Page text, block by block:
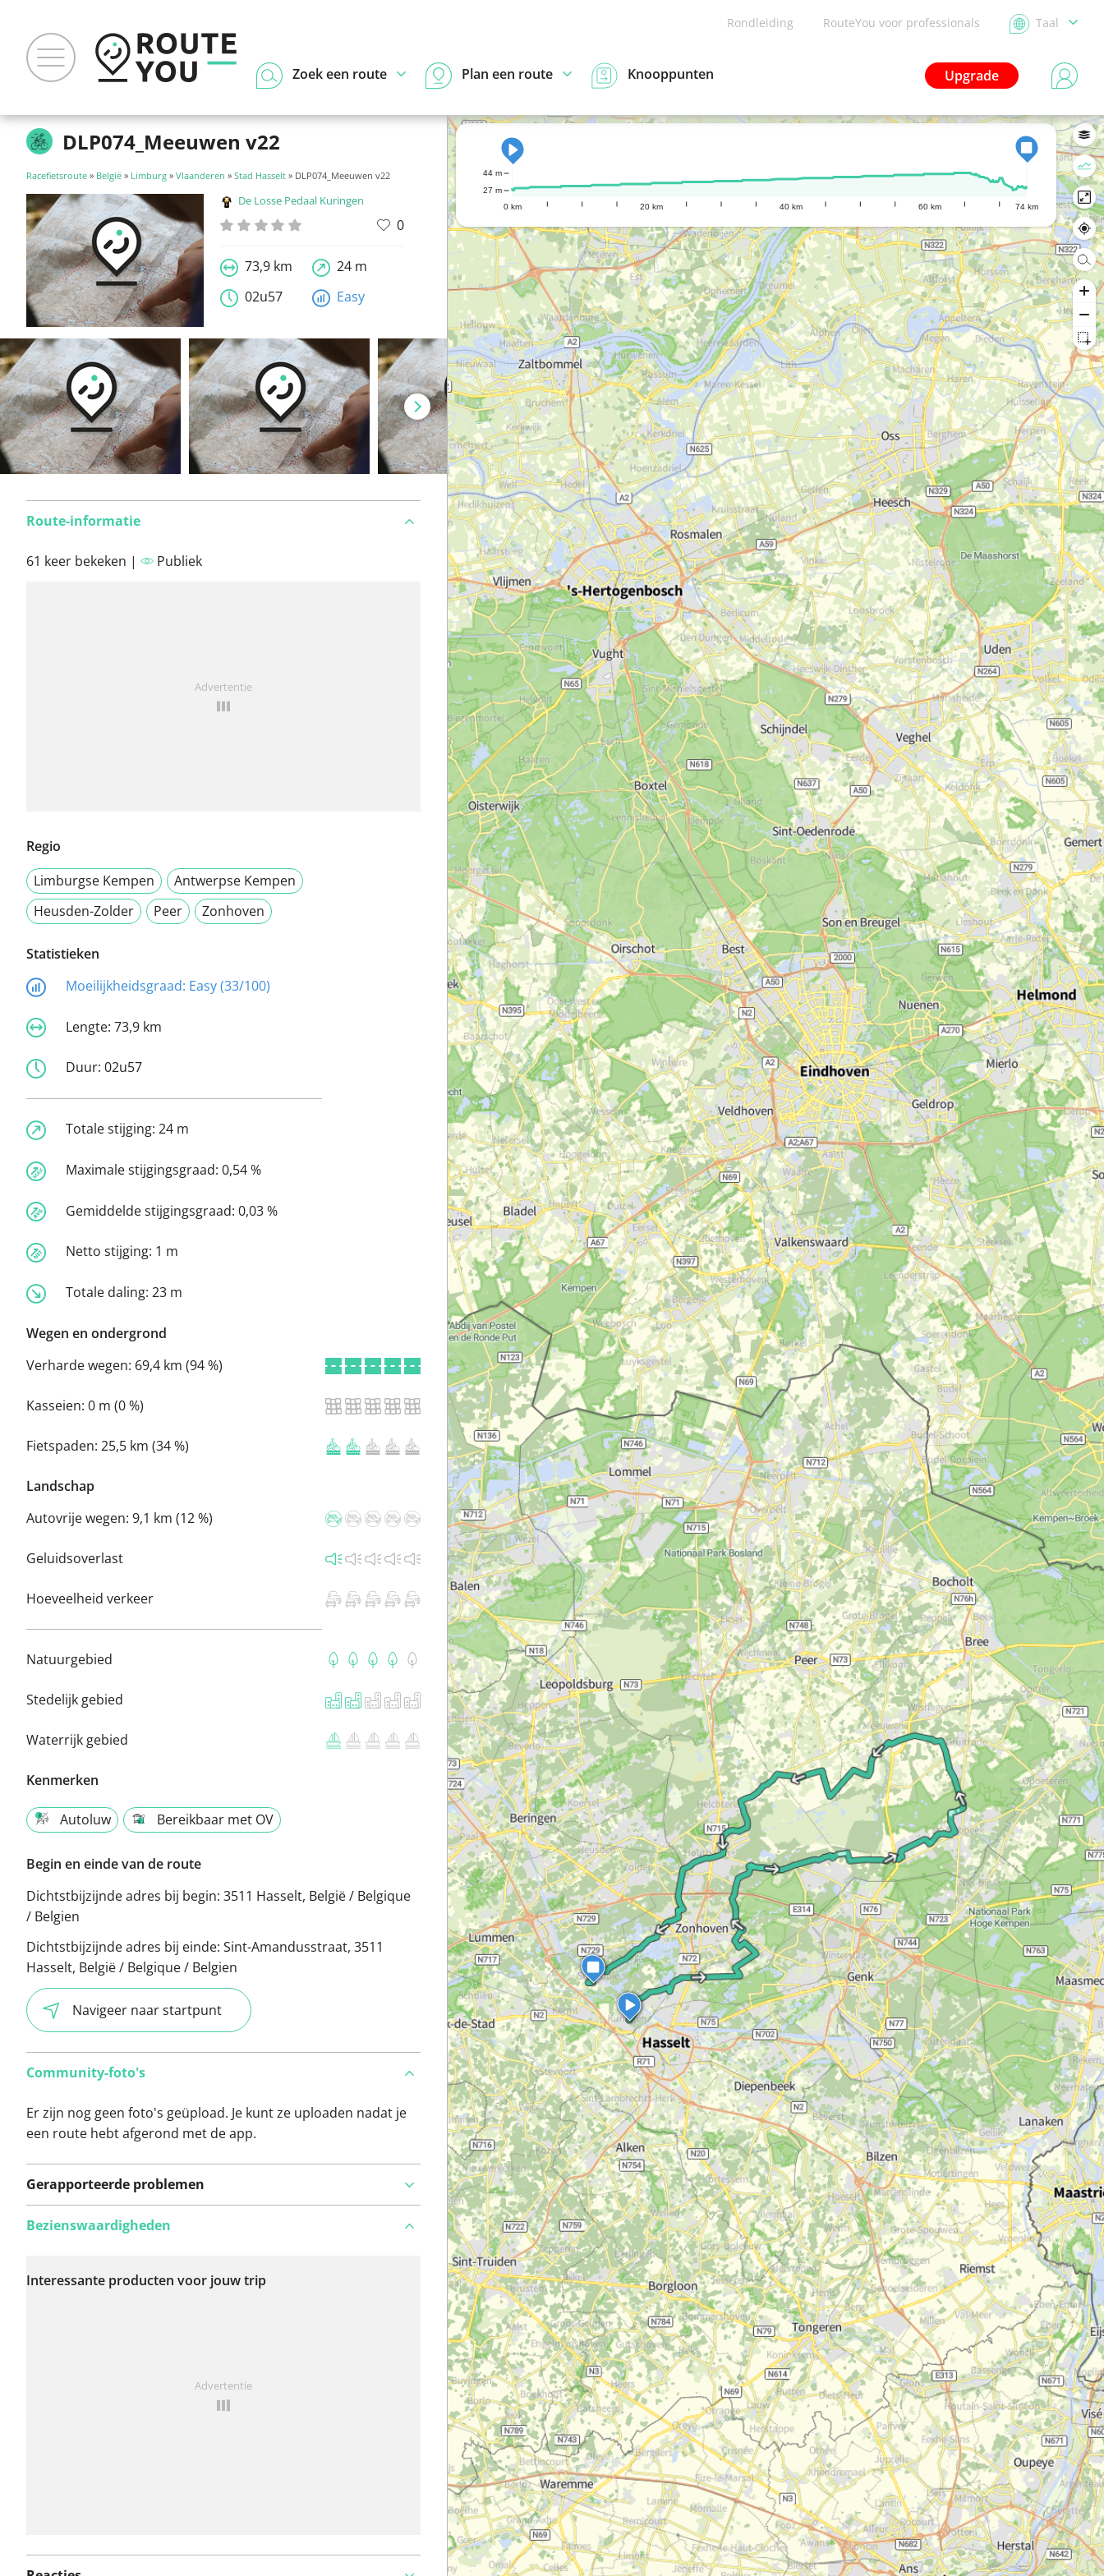
Rondleiding RouteYou voor professionals Taal
Upgrade
Zoek een route Plan een route Knooppunten
DLP074_Meeuwen v22
Racefietsroute » België » Limburg » Vlaanderen » Stad Hasselt » DLP074_Meeuwen v22
De Losse Pedaal Kuringen
0
73,9 km
24 m
02u57
Easy
Route-informatie
61 keer bekeken | Publiek
Advertentie
Regio
Limburgse Kempen
Antwerpse Kempen
Heusden-Zolder
Peer Zonhoven
Statistieken
Moeilijkheidsgraad: Easy (33/100)
Lengte: 73,9 km
Duur: 02u57
Totale stijging: 24 m
Maximale stijgingsgraad: 0,54 %
Gemiddelde stijgingsgraad: 0,03 %
Netto stijging: 1 m
Totale daling: 23 m
Wegen en ondergrond
Verharde wegen: 69,4 km (94 %)
Kasseien: 0 m (0 %)
Fietspaden: 25,5 km (34 %)
Landschap
Autovrije wegen: 9,1 km (12 %)
Geluidsoverlast
Hoeveelheid verkeer
Natuurgebied
Stedelijk gebied
Waterrijk gebied
Kenmerken
Autoluw Bereikbaar met OV
Begin en einde van de route
Dichtstbijzijnde adres bij begin: 3511 Hasselt, België / Belgique
/ Belgien
Dichtstbijzijnde adres bij einde: Sint-Amandusstraat, 3511
Hasselt, België / Belgique / Belgien
Navigeer naar startpunt
Community-foto's
Er zijn nog geen foto's geüpload. Je kunt ze uploaden nadat je
een route hebt afgerond met de app.
Gerapporteerde problemen
problemen op deze
Bezienswaardigheden
Interessante producten voor jouw trip
Advertentie
0 km 20 km 40 km 60 km 74 km
27 m
44 m